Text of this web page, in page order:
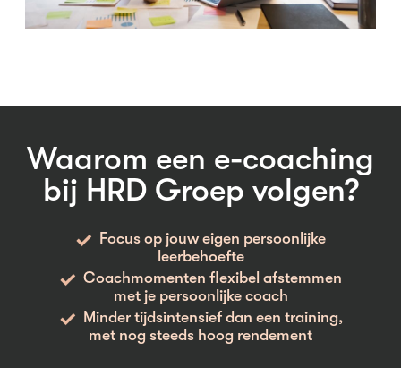
Waarom een e-coaching
bij HRD Groep volgen?
Focus op jouw eigen persoonlijke
leerbehoefte
Coachmomenten flexibel afstemmen
met je persoonlijke coach
Minder tijdsintensief dan een training,
met nog steeds hoog rendement